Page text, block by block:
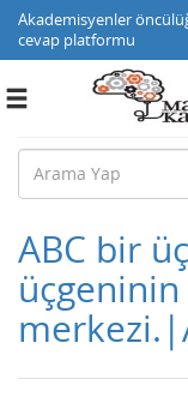
Akademisyenler
cevap platformu
Toggle
ABC bir
üçgeninin